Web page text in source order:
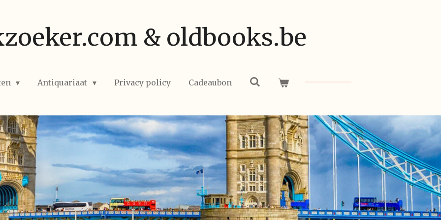
& oldbooks.be
Antiquariaat Privacy policy Cadeaubon